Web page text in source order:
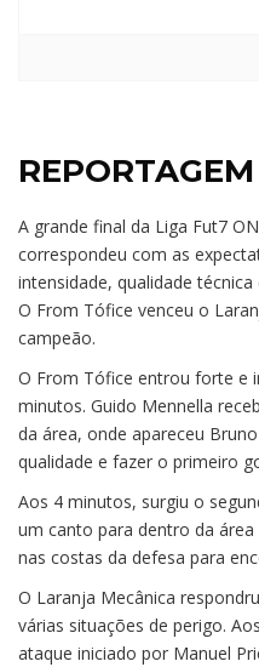
REPORTAGEM
A grande final da Liga Fut7
correspondeu com as
intensidade, qualidade
O From Tófice venceu o
campeão.
O From Tófice entrou forte e
minutos. Guido Mennella
da área, onde apareceu
qualidade e fazer o primeiro
Aos 4 minutos, surgiu o
um canto para dentro da
nas costas da defesa para
O Laranja Mecânica
várias situações de perigo.
ataque iniciado por Manuel